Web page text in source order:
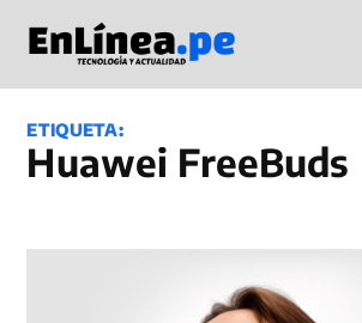
contenido
en Línea
ETIQUETA:
Huawei FreeBuds